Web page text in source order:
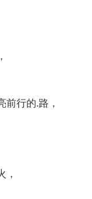
行的.路，